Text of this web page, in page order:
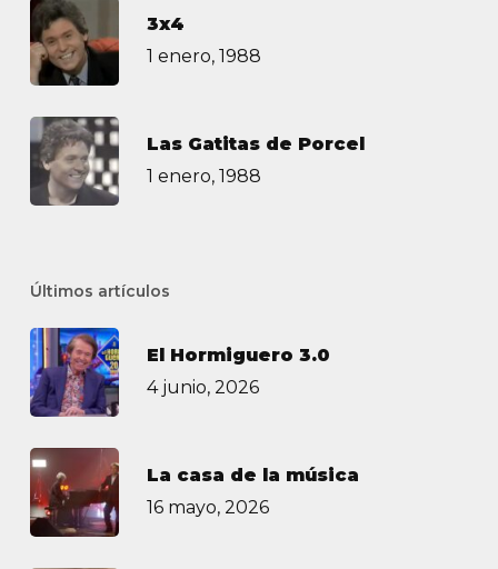
3х4
1 enero, 1988
Las Gatitas de Porcel
1 enero, 1988
Últimos artículos
El Hormiguero 3.0
4 junio, 2026
La casa de la música
16 mayo, 2026